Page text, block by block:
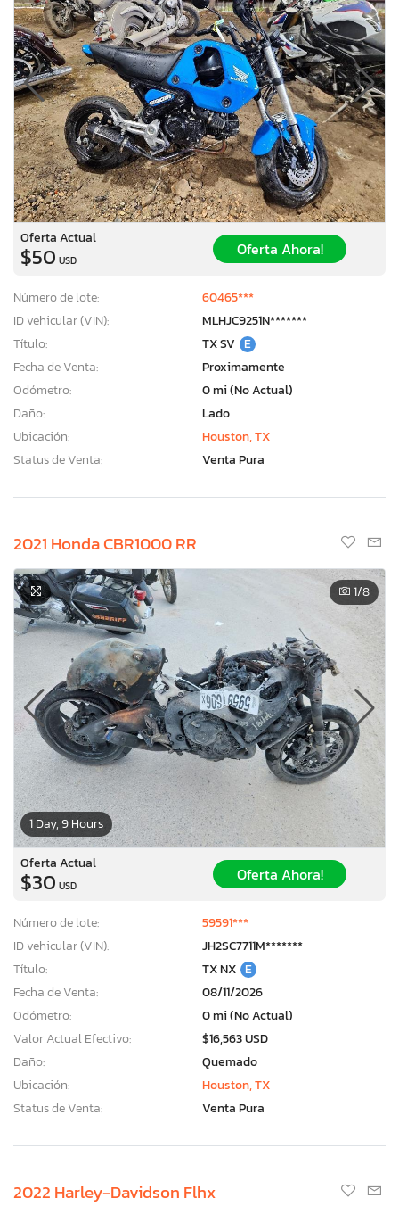
Oferta Actual
$50 USD
Oferta Ahora!
Número de lote:
60465***
ID vehicular (VIN):
MLHJC9251N*******
Título:
TX SV E
Fecha de Venta:
Proximamente
Odómetro:
0 mi (No Actual)
Daño:
Lado
Ubicación:
Houston, TX
Status de Venta:
Venta Pura
2021 Honda CBR1000 RR
1 Day, 9 Hours
1/8
Oferta Actual
$30 USD
Oferta Ahora!
Número de lote:
59591***
ID vehicular (VIN):
JH2SC7711M*******
Título:
TX NX E
Fecha de Venta:
08/11/2026
Odómetro:
0 mi (No Actual)
Valor Actual Efectivo:
$16,563 USD
Daño:
Quemado
Ubicación:
Houston, TX
Status de Venta:
Venta Pura
2022 Harley-Davidson Flhx